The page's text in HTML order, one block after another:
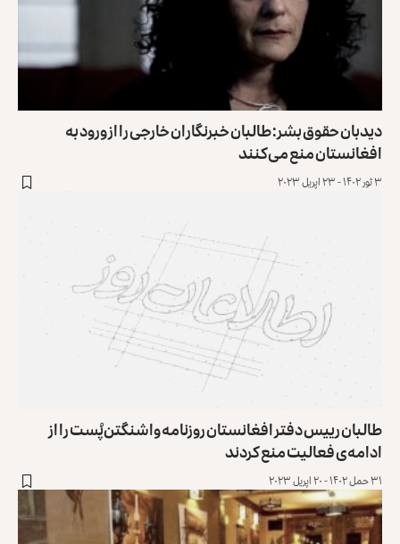
دیدبان حقوق بشر: طالبان خبرنگاران خارجی را از ورود به
افغانستان منع می‌کنند
۳ ثور ۱۴۰۲ - ۲۳ اپریل ۲۰۲۳
طالبان رییس دفتر افغانستان روزنامه واشنگتن‌پُست را از
ادامه‌ی فعالیت منع کردند
۳۱ حمل ۱۴۰۲ - ۲۰ اپریل ۲۰۲۳